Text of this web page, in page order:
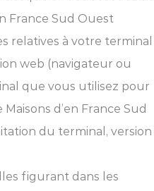
France Sud Ouest
relatives à votre terminal
web (navigateur ou
que vous utilisez pour
d’en France Sud
du terminal, version
figurant dans les